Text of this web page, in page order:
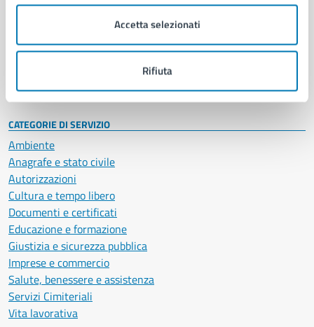
Accetta selezionati
Rifiuta
Enti e fondazioni
Personale amministrativo
Intranet, posta aziendale e protocollo
CATEGORIE DI SERVIZIO
Ambiente
Anagrafe e stato civile
Autorizzazioni
Cultura e tempo libero
Documenti e certificati
Educazione e formazione
Giustizia e sicurezza pubblica
Imprese e commercio
Salute, benessere e assistenza
Servizi Cimiteriali
Vita lavorativa